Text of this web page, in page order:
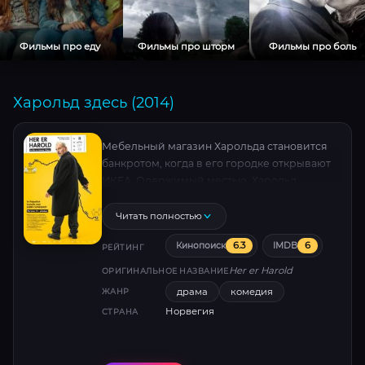
Фильмы про еду Фильмы про шторм Фильмы про боль
Харольд здесь (2014)
Мебельный магазин Харольда становится
банкротом, когда в его городке открывают
в котором была построена первая ИКЕА, и
собирается похитить Ингвара Кампрада,
основателя всемирно известного бренда.
Читать полностью
РЕЙТИНГ Кинопоиск 6.3 IMDB 6
ОРИГИНАЛЬНОЕ НАЗВАНИЕHer er Harold
ЖАНР драма комедия
СТРАНА Норвегия